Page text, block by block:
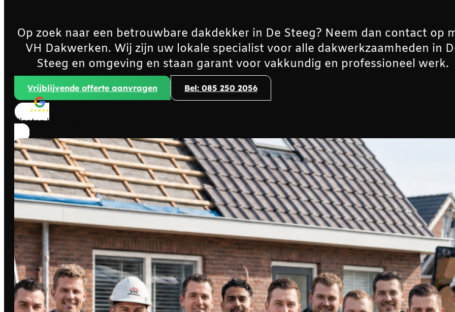
Op zoek naar een betrouwbare dakdekker in De Steeg? Neem dan contact op
VH Dakwerken. Wij zijn uw lokale specialist voor alle dakwerkzaamheden in
Steeg en omgeving en staan garant voor vakkundig en professioneel werk.
Vrijblijvende offerte aanvragen Bel: 085 250 2056
Klanten beoordelen ons met